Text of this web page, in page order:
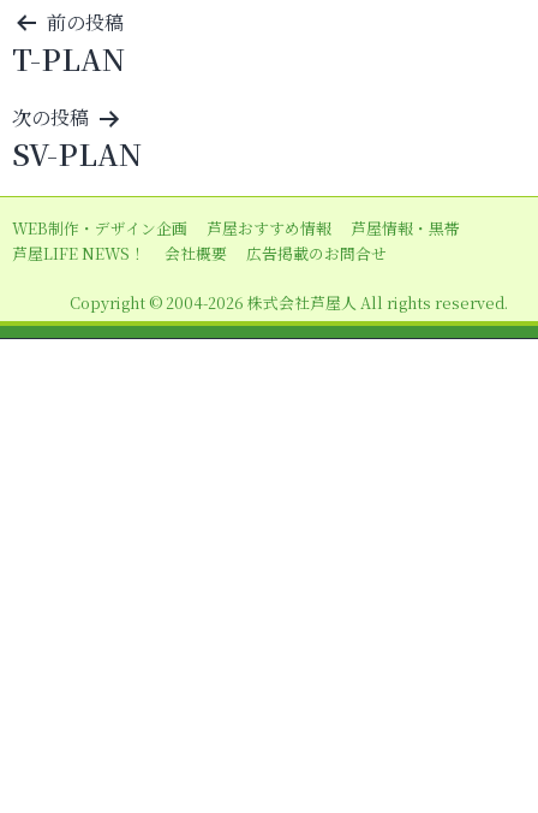
投
稿
ナ
ビ
ゲ
ー
シ
ン
前の投稿
T-PLAN
次の投稿
SV-PLAN
WEB制作・デザイン企画 芦屋おすすめ情報
芦屋情報・黒帯
芦屋LIFE NEWS！
会社概要 広告掲載のお問合せ
Copyright © 2004-2026 株式会社芦屋人 All rights reserved.